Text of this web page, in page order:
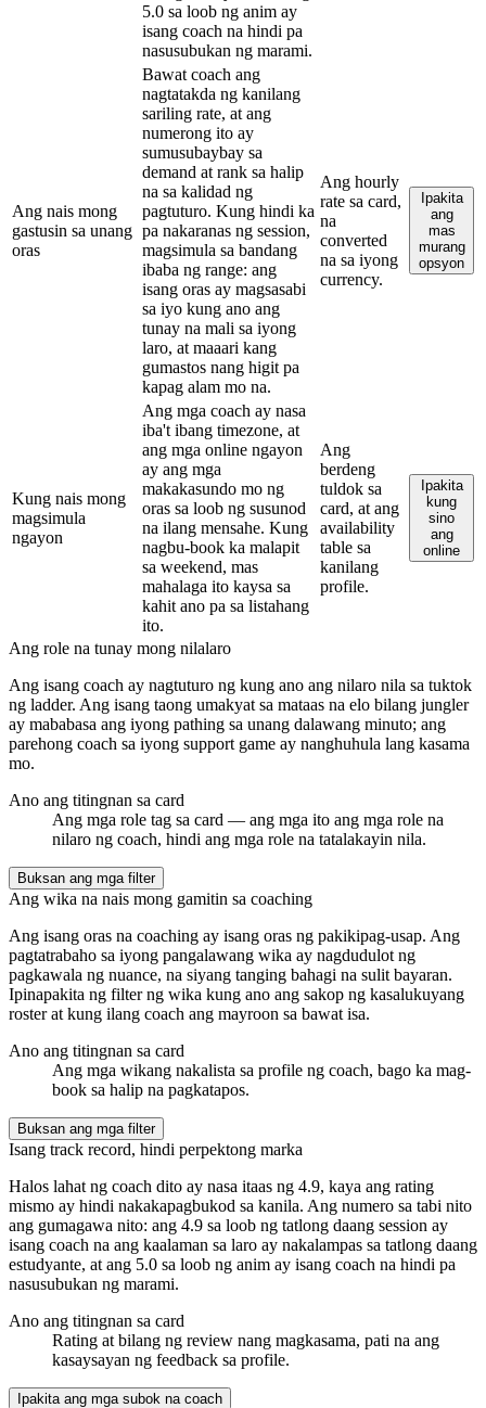
5.0 sa loob ng anim ay
isang coach na hindi pa
nasusubukan ng marami.
Ang nais mong
gastusin sa unang
oras
Bawat coach ang
nagtatakda ng kanilang
sariling rate, at ang
numerong ito ay
sumusubaybay sa
demand at rank sa halip
na sa kalidad ng
pagtuturo. Kung hindi ka
pa nakaranas ng session,
magsimula sa bandang
ibaba ng range: ang
isang oras ay magsasabi
sa iyo kung ano ang
tunay na mali sa iyong
laro, at maaari kang
gumastos nang higit pa
kapag alam mo na.
Ang hourly
rate sa card,
na
converted
na sa iyong
currency.
Ipakita
ang
mas
murang
opsyon
Kung nais mong
magsimula
ngayon
Ang mga coach ay nasa
iba't ibang timezone, at
ang mga online ngayon
ay ang mga
makakasundo mo ng
oras sa loob ng susunod
na ilang mensahe. Kung
nagbu-book ka malapit
sa weekend, mas
mahalaga ito kaysa sa
kahit ano pa sa listahang
ito.
Ang
berdeng
tuldok sa
card, at ang
availability
table sa
kanilang
profile.
Ipakita
kung
sino
ang
online
Ang role na tunay mong nilalaro
Ang isang coach ay nagtuturo ng kung ano ang nilaro nila sa tuktok
ng ladder. Ang isang taong umakyat sa mataas na elo bilang jungler
ay mababasa ang iyong pathing sa unang dalawang minuto; ang
parehong coach sa iyong support game ay nanghuhula lang kasama
mo.
Ano ang titingnan sa card
Ang mga role tag sa card — ang mga ito ang mga role na
nilaro ng coach, hindi ang mga role na tatalakayin nila.
Buksan ang mga filter
Ang wika na nais mong gamitin sa coaching
Ang isang oras na coaching ay isang oras ng pakikipag-usap. Ang
pagtatrabaho sa iyong pangalawang wika ay nagdudulot ng
pagkawala ng nuance, na siyang tanging bahagi na sulit bayaran.
Ipinapakita ng filter ng wika kung ano ang sakop ng kasalukuyang
roster at kung ilang coach ang mayroon sa bawat isa.
Ano ang titingnan sa card
Ang mga wikang nakalista sa profile ng coach, bago ka mag-
book sa halip na pagkatapos.
Buksan ang mga filter
Isang track record, hindi perpektong marka
Halos lahat ng coach dito ay nasa itaas ng 4.9, kaya ang rating
mismo ay hindi nakakapagbukod sa kanila. Ang numero sa tabi nito
ang gumagawa nito: ang 4.9 sa loob ng tatlong daang session ay
isang coach na ang kaalaman sa laro ay nakalampas sa tatlong daang
estudyante, at ang 5.0 sa loob ng anim ay isang coach na hindi pa
nasusubukan ng marami.
Ano ang titingnan sa card
Rating at bilang ng review nang magkasama, pati na ang
kasaysayan ng feedback sa profile.
Ipakita ang mga subok na coach